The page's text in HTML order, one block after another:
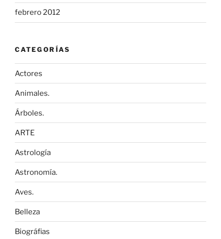
febrero 2012
CATEGORÍAS
Actores
Animales.
Árboles.
ARTE
Astrología
Astronomía.
Aves.
Belleza
Biográfias